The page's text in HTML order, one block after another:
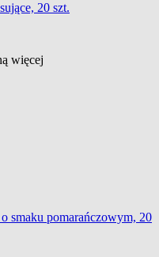
20 szt.
więcej
smaku pomarańczowym, 20